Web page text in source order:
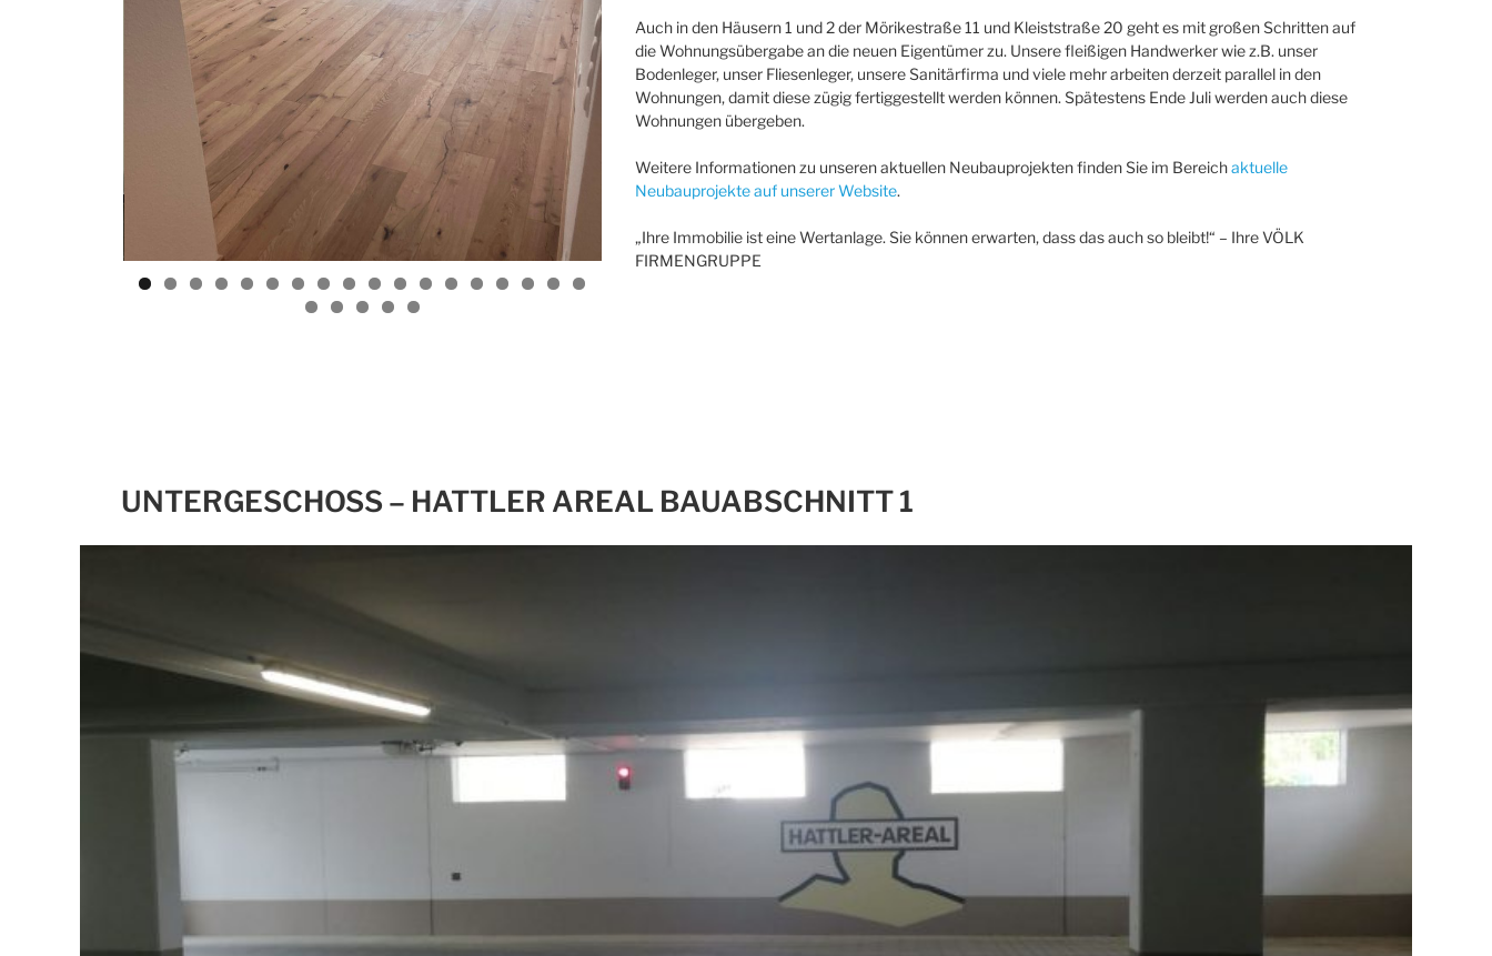
Auch in den Häusern 1 und 2 der Mörikestraße 11 und Kleiststraße 20 geht es mit großen Schritten auf
die Wohnungsübergabe an die neuen Eigentümer zu. Unsere fleißigen Handwerker wie z.B. unser
Bodenleger, unser Fliesenleger, unsere Sanitärfirma und viele mehr arbeiten derzeit parallel in den
Wohnungen, damit diese zügig fertiggestellt werden können. Spätestens Ende Juli werden auch diese
Wohnungen übergeben.
Weitere Informationen zu unseren aktuellen Neubauprojekten finden Sie im Bereichaktuelle
Neubauprojekte auf unserer Website.
„Ihre Immobilie ist eine Wertanlage. Sie können erwarten, dass das auch so bleibt!“ – Ihre VÖLK
FIRMENGRUPPE
UNTERGESCHOSS – HATTLER AREAL BAUABSCHNITT 1